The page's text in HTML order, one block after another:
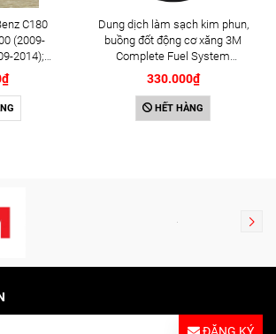
C180
(2009-
2014);
G500
(2006-
2011);
chính
Dung dịch làm sạch kim phun,
buồng đốt động cơ xăng 3M
Complete Fuel System
Cleaner 473ml (08813)
330.000₫
HẾT HÀNG